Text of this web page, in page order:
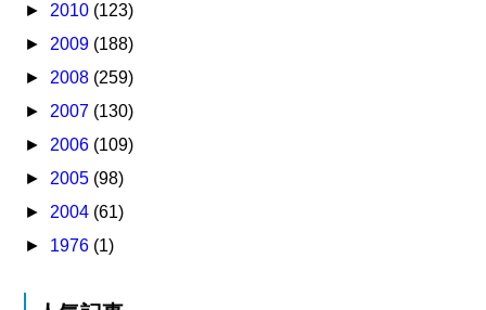
► 2010 (123)
► 2009 (188)
► 2008 (259)
► 2007 (130)
► 2006 (109)
► 2005 (98)
► 2004 (61)
► 1976 (1)